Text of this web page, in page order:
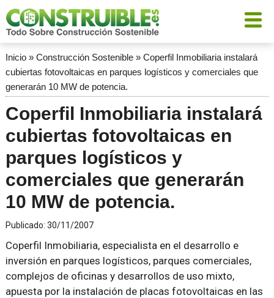
Inicio» Construcción Sostenible» Coperfil Inmobiliaria instalará
cubiertas fotovoltaicas en parques logísticos y comerciales que
generarán 10 MW de potencia.
Coperfil Inmobiliaria instalará
cubiertas fotovoltaicas en
parques logísticos y
comerciales que generarán
10 MW de potencia.
Publicado: 30/11/2007
Coperfil Inmobiliaria, especialista en el desarrollo e
inversión en parques logísticos, parques comerciales,
complejos de oficinas y desarrollos de uso mixto,
apuesta por la instalación de placas fotovoltaicas en las